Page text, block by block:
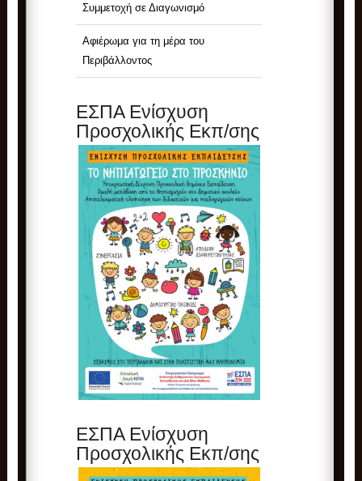
Συμμετοχή σε Διαγωνισμό
Αφιέρωμα για τη μέρα του
Περιβάλλοντος
ΕΣΠΑ Ενίσχυση
Προσχολικής Εκπ/σης
ΕΣΠΑ Ενίσχυση
Προσχολικής Εκπ/σης